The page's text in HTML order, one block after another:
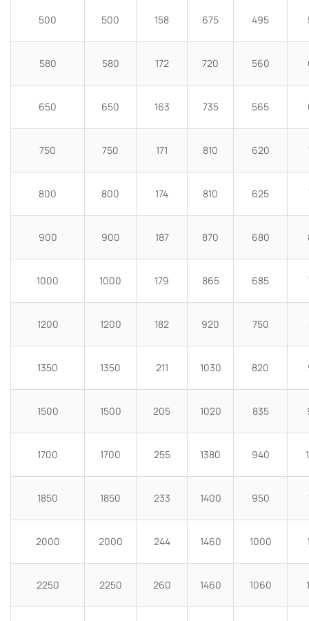
500 500 158 675 495
580 580 172 720 560
650 650 163 735 565
750 750 171 810 620
800 800 174 810 625
900 900 187 870 680
1000 1000 179 865 685
1200 1200 182 920 750
1350 1350 211 1030 820
1500 1500 205 1020 835
1700 1700 255 1380 940
1850 1850 233 1400 950
2000 2000 244 1460 1000
2250 2250 260 1460 1060